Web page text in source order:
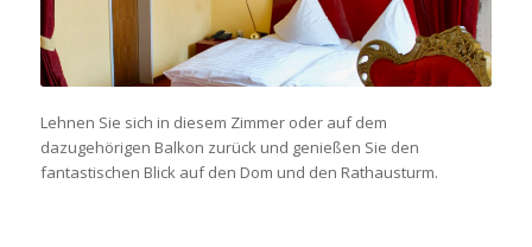
Lehnen Sie sich in diesem Zimmer oder auf dem
dazugehörigen Balkon zurück und genießen Sie den
fantastischen Blick auf den Dom und den Rathausturm.